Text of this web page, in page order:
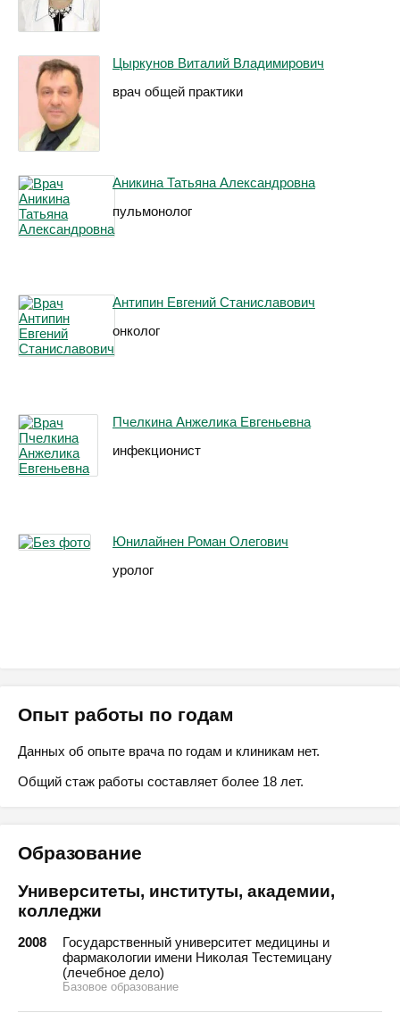
Цыркунов Виталий Владимирович
врач общей практики
Аникина Татьяна Александровна
пульмонолог
Антипин Евгений Станиславович
онколог
Пчелкина Анжелика Евгеньевна
инфекционист
Юнилайнен Роман Олегович
уролог
Опыт работы по годам
Данных об опыте врача по годам и клиникам нет.
Общий стаж работы составляет более 18 лет.
Образование
Университеты, институты, академии,
колледжи
2008
Государственный университет медицины и
фармакологии имени Николая Тестемицану
(лечебное дело)
Базовое образование